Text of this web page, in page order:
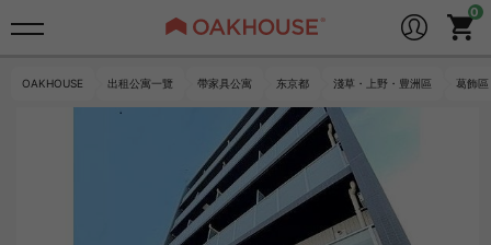
OAKHOUSE 出租公寓一覽 帶家具公寓 东京都 淺草・上野・豊洲區 葛飾區